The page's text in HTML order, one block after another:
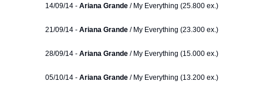
14/09/14 - Ariana Grande/ My Everything (25.800 ex.)
21/09/14 - Ariana Grande/ My Everything (23.300 ex.)
28/09/14 - Ariana Grande/ My Everything (15.000 ex.)
05/10/14 -Ariana Grande/ My Everything (13.200 ex.)